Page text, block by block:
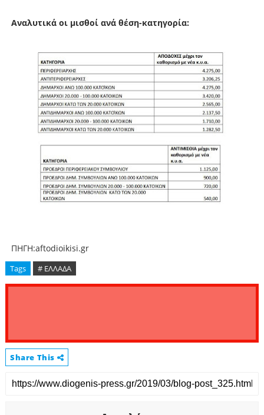
Αναλυτικά οι μισθοί ανά θέση-κατηγορία:
ΠΗΓΗ:aftodioikisi.gr
Tags # ΕΛΛΑΔΑ
Share This